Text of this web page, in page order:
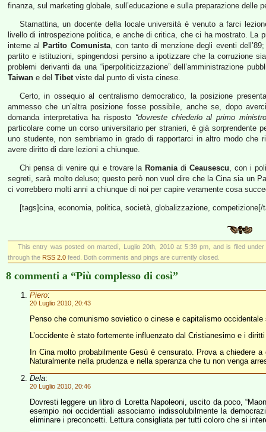
finanza, sul marketing globale, sull’educazione e sulla preparazione delle
Stamattina, un docente della locale università è venuto a farci
livello di introspezione politica, e anche di critica, che ci ha mostrato. La
interne al Partito Comunista, con tanto di menzione degli eventi
partito e istituzioni, spingendosi persino a ipotizzare che la corruzione
problemi derivanti da una “iperpoliticizzazione” dell’amministrazione
Taiwan e del Tibetviste dal punto di vista cinese.
Certo, in ossequio al centralismo democratico, la posizione
ammesso che un’altra posizione fosse possibile, anche se, dopo
domanda interpretativa ha risposto “dovreste chiederlo al primo
particolare come un corso universitario per stranieri, è già sorprendente
uno studente, non sembriamo in grado di rapportarci in altro modo che
avere diritto di dare lezioni a chiunque.
Chi pensa di venire qui e trovare la RomaniadiCeausescu, con i
segreti, sarà molto deluso; questo però non vuol dire che la Cina sia un
ci vorrebbero molti anni a chiunque di noi per capire veramente cosa
[tags]cina, economia, politica, società, globalizzazione, competizione[/
This entry was posted on martedì, Luglio 20th, 2010 at 5:39 pm, and is filed
through the RSS 2.0 feed. Both comments and pings are currently closed.
8 commenti a “Più complesso di così”
Piero:
20 Luglio 2010, 20:43
Penso che comunismo sovietico o cinese e capitalismo
L’occidente è stato fortemente influenzato dal Cristianesimo e i
In Cina molto probabilmente Gesù è censurato. Prova a chiedere
Naturalmente nella prudenza e nella speranza che tu non venga
Dela:
20 Luglio 2010, 20:46
Dovresti leggere un libro di Loretta Napoleoni, uscito da poco,
esempio noi occidentiali associamo indissolubilmente la
eliminare i preconcetti. Lettura consigliata per tutti coloro che si